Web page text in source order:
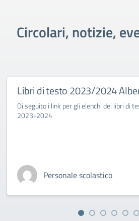
Circolari, notizie,
Libri di testo 2023/2024
Di seguito i link per gli elenchi dei libri di
2023-2024
Personale scolastico